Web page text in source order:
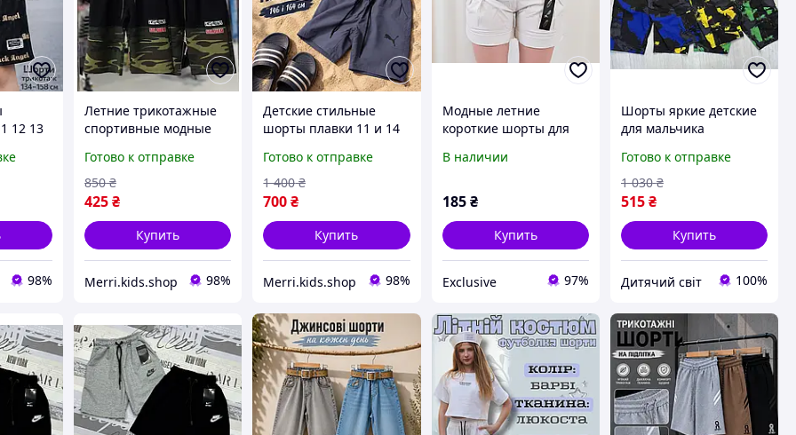
12 13
шорты
98%
Летние трикотажные
спортивные модные
мальчика подростка
черные повседневные
на резинках 12-13лет
Готово к отправке
425₴
850 ₴
Купить
Merri.kids.shop 98%
Детские стильные
шорты плавки 11 и 14
мальчик подросток,
модные серые шорты
Пума из легкого
материала для детей
Готово к отправке
700₴
1 400 ₴
Купить
Merri.kids.shop 98%
Модные летние
короткие шорты для
женщин р.42,44
В наличии
185 ₴
Купить
Exclusive 97%
Шорты яркие детские
для мальчика
на лето, детские
модные шорты для
прогулок
Готово к отправке
515₴
1 030 ₴
Купить
Дитячий світ 100%